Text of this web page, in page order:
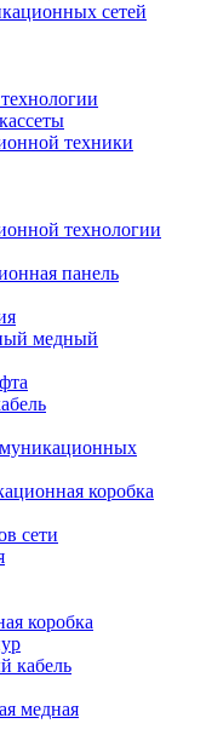
сетей
техники
технологии
панель
медный
коробка
сети
коробка
кабель
медная